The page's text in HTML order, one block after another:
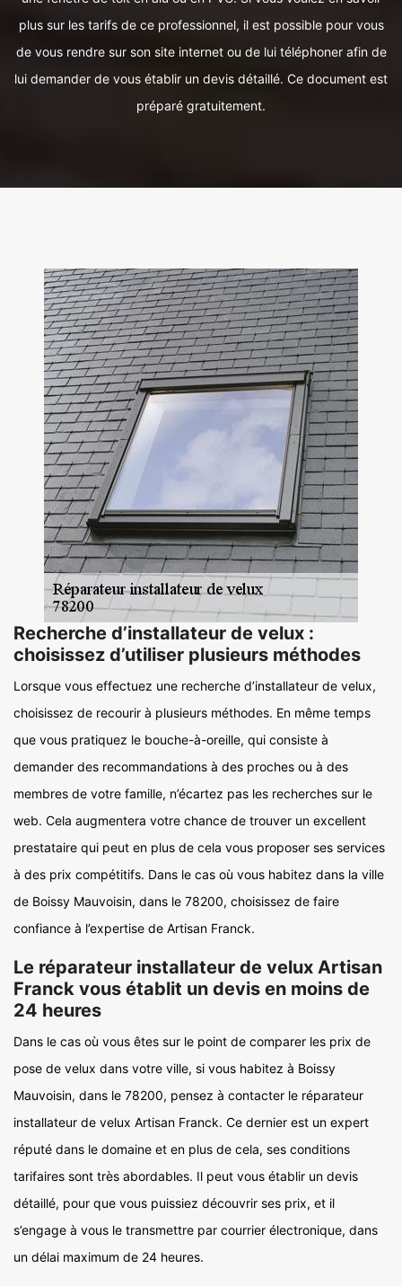
plus sur les tarifs de ce professionnel, il est possible pour vous
de vous rendre sur son site internet ou de lui téléphoner afin de
lui demander de vous établir un devis détaillé. Ce document est
préparé gratuitement.
Recherche d’installateur de velux :
choisissez d’utiliser plusieurs méthodes
Lorsque vous effectuez une recherche d’installateur de velux,
choisissez de recourir à plusieurs méthodes. En même temps
que vous pratiquez le bouche-à-oreille, qui consiste à
demander des recommandations à des proches ou à des
membres de votre famille, n’écartez pas les recherches sur le
web. Cela augmentera votre chance de trouver un excellent
prestataire qui peut en plus de cela vous proposer ses services
à des prix compétitifs. Dans le cas où vous habitez dans la ville
de Boissy Mauvoisin, dans le 78200, choisissez de faire
confiance à l’expertise de Artisan Franck.
Le réparateur installateur de velux Artisan
Franck vous établit un devis en moins de
24 heures
Dans le cas où vous êtes sur le point de comparer les prix de
pose de velux dans votre ville, si vous habitez à Boissy
Mauvoisin, dans le 78200, pensez à contacter le réparateur
installateur de velux Artisan Franck. Ce dernier est un expert
réputé dans le domaine et en plus de cela, ses conditions
tarifaires sont très abordables. Il peut vous établir un devis
détaillé, pour que vous puissiez découvrir ses prix, et il
s’engage à vous le transmettre par courrier électronique, dans
un délai maximum de 24 heures.